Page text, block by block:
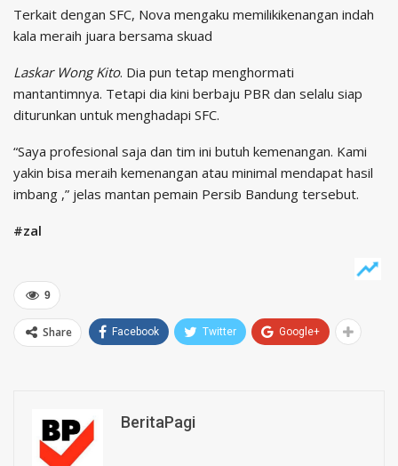
Terkait dengan SFC, Nova mengaku memilikikenangan indah
kala meraih juara bersama skuad
Laskar Wong Kito. Dia pun tetap menghormati
mantantimnya. Tetapi dia kini berbaju PBR dan selalu siap
diturunkan untuk menghadapi SFC.
“Saya profesional saja dan tim ini butuh kemenangan. Kami
yakin bisa meraih kemenangan atau minimal mendapat hasil
imbang ,” jelas mantan pemain Persib Bandung tersebut.
#zal
9
Share Facebook Twitter Google+
BeritaPagi